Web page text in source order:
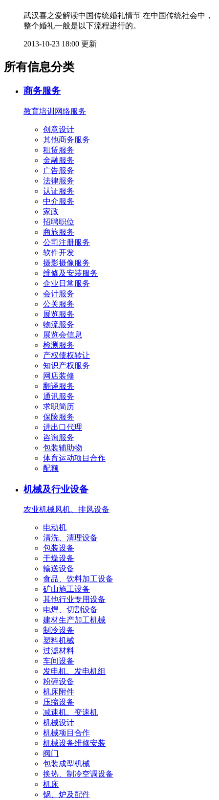
武汉喜之爱解读中国传统婚礼情节 在中国传统社会中，
整个婚礼一般是以下流程进行的。
2013-10-23 18:00 更新
所有信息分类
商务服务
教育培训 网络服务
创意设计
其他商务服务
租赁服务
金融服务
广告服务
法律服务
认证服务
中介服务
家政
招聘职位
商旅服务
公司注册服务
软件开发
摄影摄像服务
维修及安装服务
企业日常服务
会计服务
公关服务
展览服务
物流服务
展览会信息
检测服务
产权债权转让
知识产权服务
网店装修
翻译服务
通讯服务
求职简历
保险服务
进出口代理
咨询服务
包装辅助物
体育运动项目合作
配额
机械及行业设备
农业机械风机、排风设备
电动机
清洗、清理设备
包装设备
干燥设备
输送设备
食品、饮料加工设备
矿山施工设备
其他行业专用设备
电焊、切割设备
建材生产加工机械
制冷设备
塑料机械
过滤材料
车间设备
发电机、发电机组
粉碎设备
机床附件
压缩设备
减速机、变速机
机械设计
机械项目合作
机械设备维修安装
阀门
包装成型机械
换热、制冷空调设备
机床
锅、炉及配件